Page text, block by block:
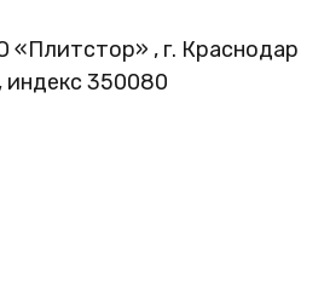
, г. Краснодар
индекс 350080